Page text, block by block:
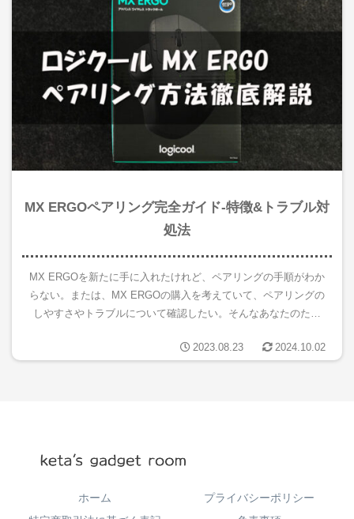
MX ERGOペアリング完全ガイド-特徴&トラブル対
処法
MX ERGOを新たに手に入れたけれど、ペアリングの手順がわか
らない。または、MX ERGOの購入を考えていて、ペアリングの
しやすさやトラブルについて確認したい。そんなあなたのため
2023.08.23
2024.10.02
ホーム
プライバシーポリシー